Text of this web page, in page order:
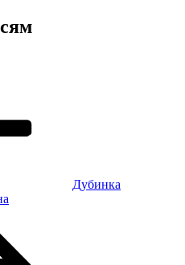
Дубинка